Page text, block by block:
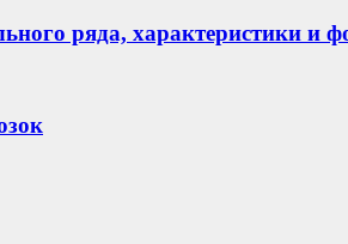
ряда, характеристики и